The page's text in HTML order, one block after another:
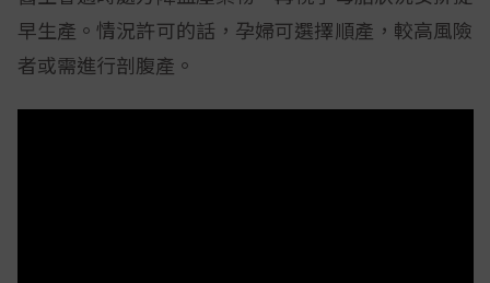
早生產。情況許可的話，孕婦可選擇順產，較高風險
者或需進行剖腹產。